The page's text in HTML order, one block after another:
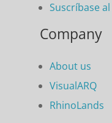
Suscríbase
Company
About us
VisualARQ
RhinoLands